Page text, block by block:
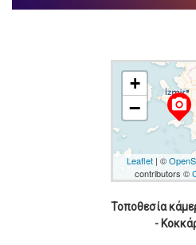
camera_alt
+
−
Leaflet | ©
contributors ©
Τοποθεσία
-